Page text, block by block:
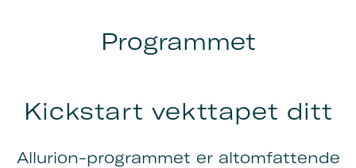
Programmet
Kickstart vekttapet ditt
Allurion-programmet er altomfattende